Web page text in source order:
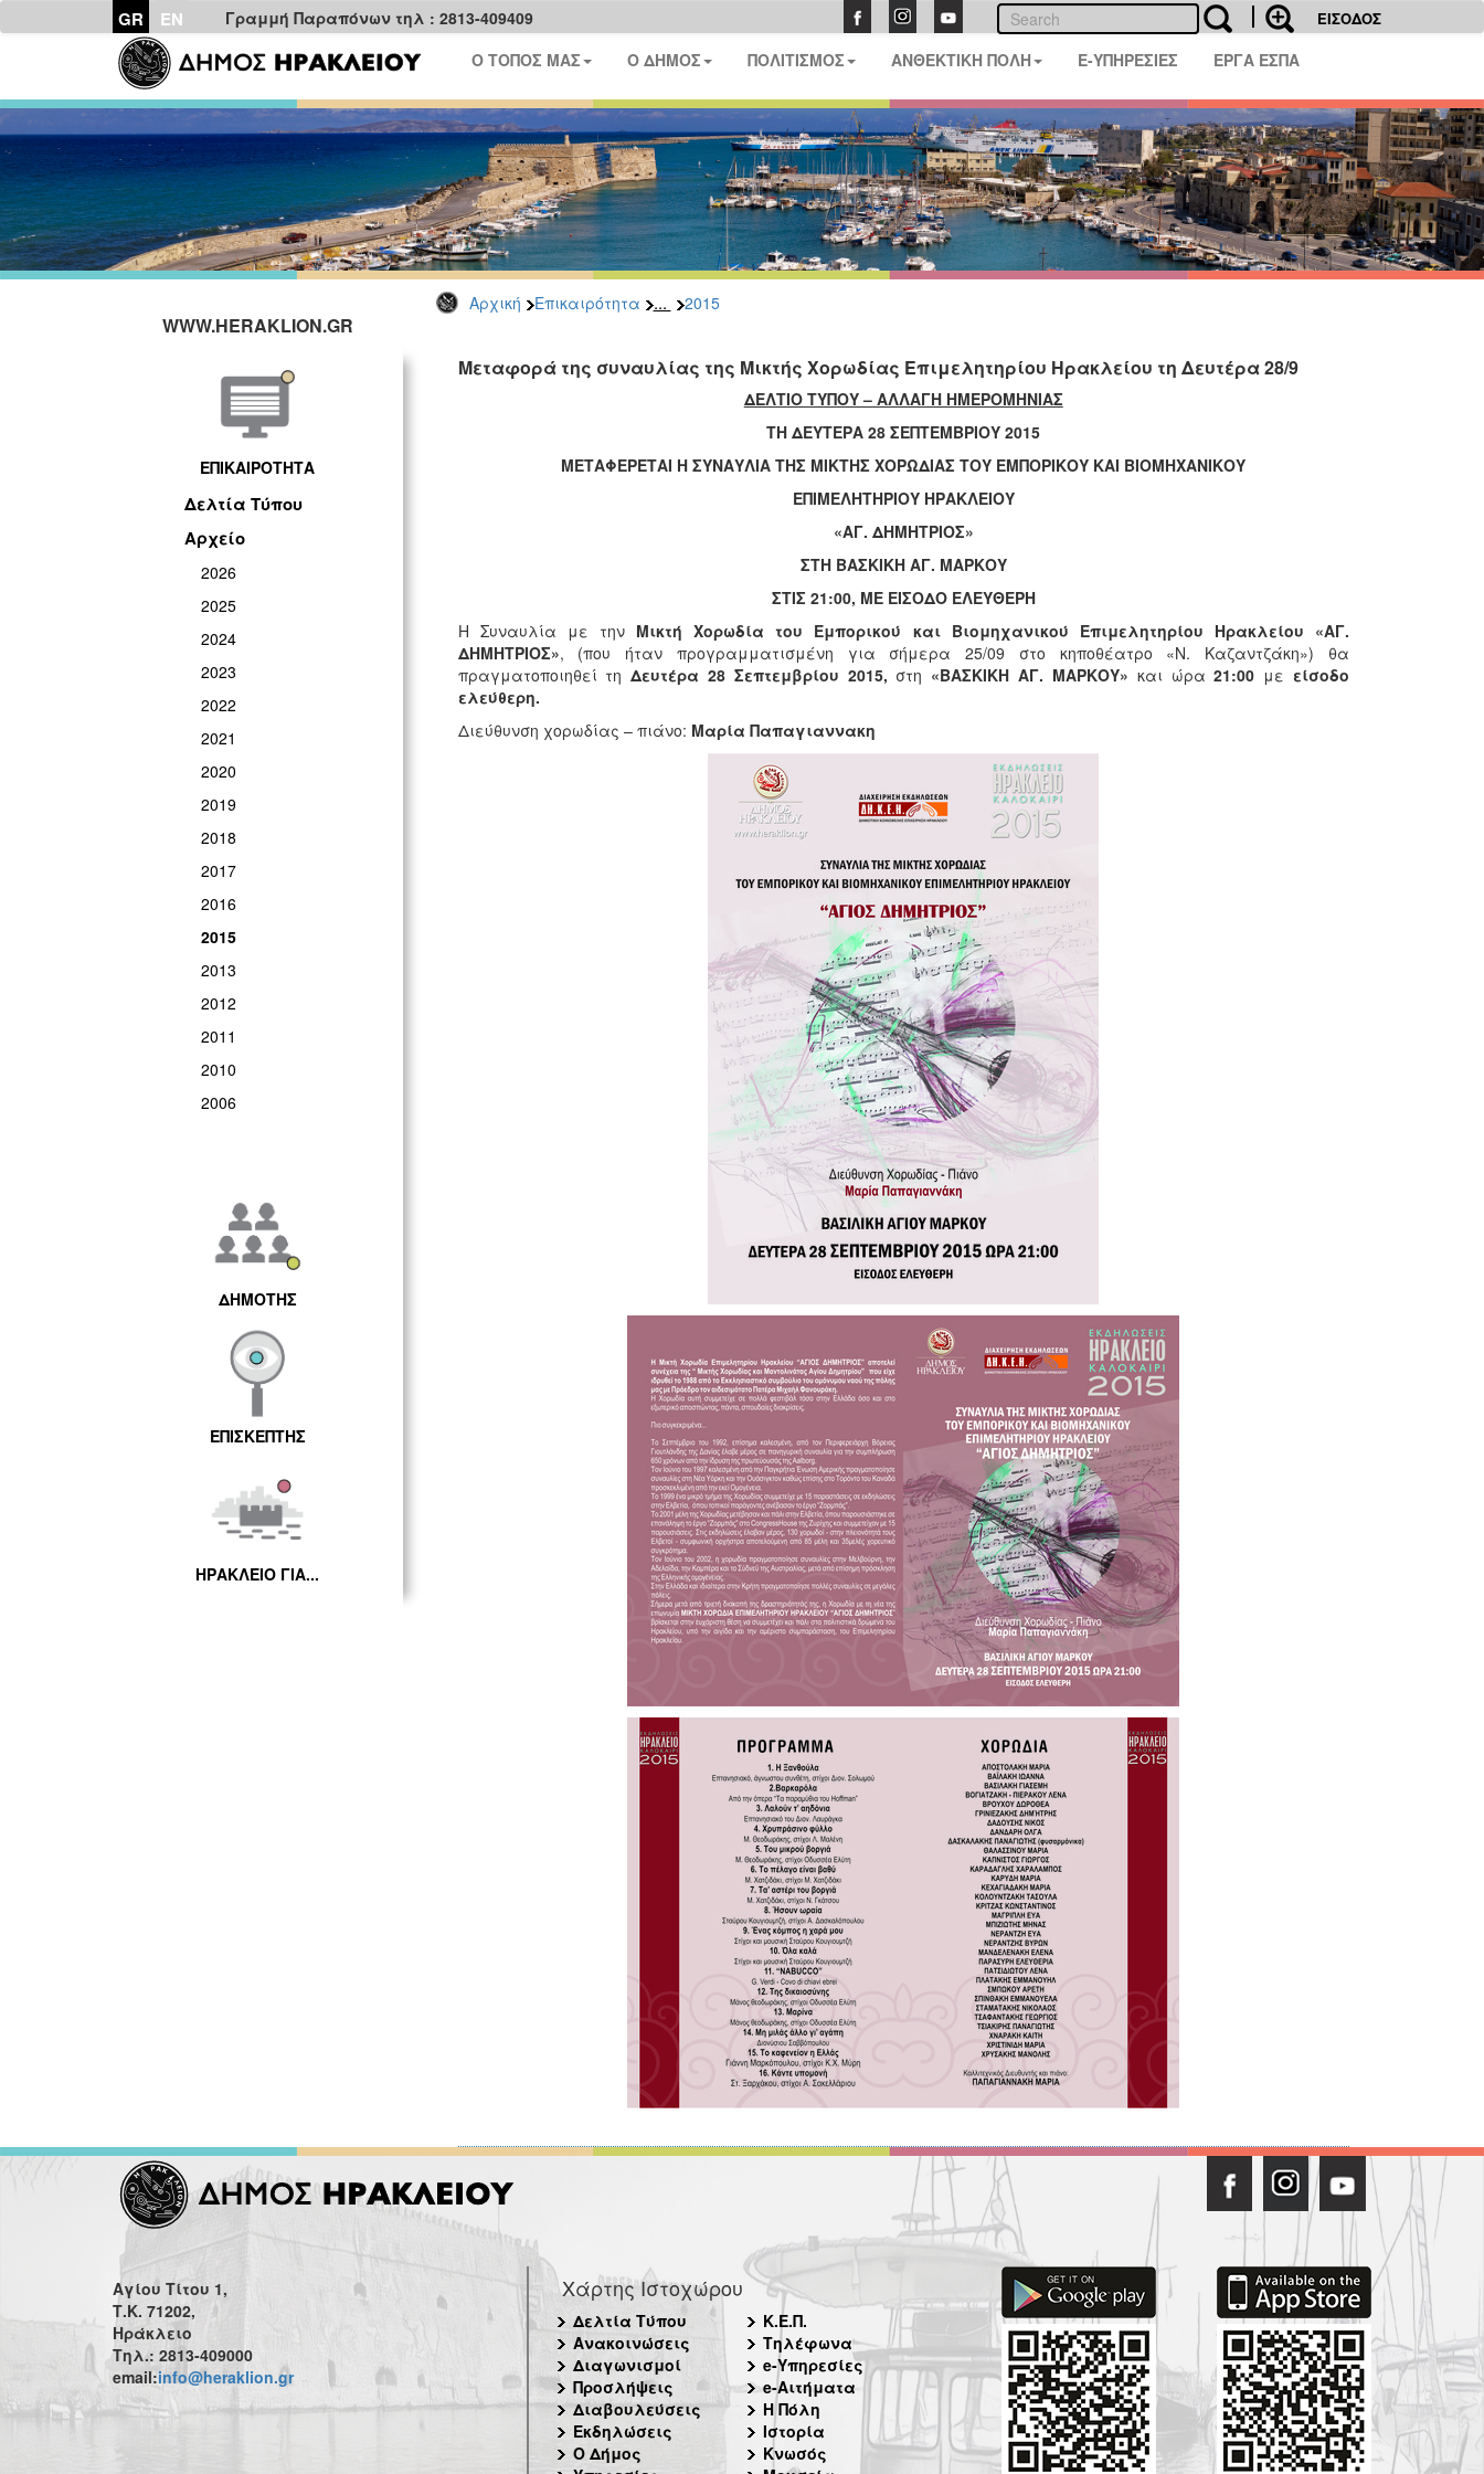
GR EN Γραμμή Παραπόνων τηλ : 2813-409409 ΕΙΣΟΔΟΣ
Ο ΤΟΠΟΣ ΜΑΣ Ο ΔΗΜΟΣ ΠΟΛΙΤΙΣΜΟΣ ΑΝΘΕΚΤΙΚΗ ΠΟΛΗ E-ΥΠΗΡΕΣΙΕΣ ΕΡΓΑ ΕΣΠΑ
Αρχική Επικαιρότητα ... 2015
WWW.HERAKLION.GR
ΕΠΙΚΑΙΡΟΤΗΤΑ
Δελτία Τύπου
Αρχείο
2026
2025
2024
2023
2022
2021
2020
2019
2018
2017
2016
2015
2013
2012
2011
2010
2006
ΔΗΜΟΤΗΣ
ΕΠΙΣΚΕΠΤΗΣ
ΗΡΑΚΛΕΙΟ ΓΙΑ...
Μεταφορά της συναυλίας της Μικτής Χορωδίας Επιμελητηρίου Ηρακλείου τη Δευτέρα 28/9
ΔΕΛΤΙΟ ΤΥΠΟΥ – ΑΛΛΑΓΗ ΗΜΕΡΟΜΗΝΙΑΣ
ΤΗ ΔΕΥΤΕΡΑ 28 ΣΕΠΤΕΜΒΡΙΟΥ 2015
ΜΕΤΑΦΕΡΕΤΑΙ Η ΣΥΝΑΥΛΙΑ ΤΗΣ ΜΙΚΤΗΣ ΧΟΡΩΔΙΑΣ ΤΟΥ ΕΜΠΟΡΙΚΟΥ ΚΑΙ ΒΙΟΜΗΧΑΝΙΚΟΥ
ΕΠΙΜΕΛΗΤΗΡΙΟΥ ΗΡΑΚΛΕΙΟΥ
«ΑΓ. ΔΗΜΗΤΡΙΟΣ»
ΣΤΗ ΒΑΣΚΙΚΗ ΑΓ. ΜΑΡΚΟΥ
ΣΤΙΣ 21:00, ΜΕ ΕΙΣΟΔΟ ΕΛΕΥΘΕΡΗ
Η Συναυλία με την Μικτή Χορωδία του Εμπορικού και Βιομηχανικού Επιμελητηρίου Ηρακλείου «ΑΓ.
ΔΗΜΗΤΡΙΟΣ», (που ήταν προγραμματισμένη για σήμερα 25/09 στο κηποθέατρο «Ν. Καζαντζάκη») θα
πραγματοποιηθεί τηΔευτέρα 28 Σεπτεμβρίου 2015, στη «ΒΑΣΚΙΚΗ ΑΓ. ΜΑΡΚΟΥ» και ώρα 21:00 με είσοδο
ελεύθερη.
Διεύθυνση χορωδίας – πιάνο: Μαρία Παπαγιαννακη
Αγίου Τίτου 1,
Τ.Κ. 71202,
Ηράκλειο
Τηλ.: 2813-409000
email:info@heraklion.gr
Χάρτης Ιστοχώρου
Δελτία Τύπου
Ανακοινώσεις
Διαγωνισμοί
Προσλήψεις
Διαβουλεύσεις
Εκδηλώσεις
Ο Δήμος
Κ.Ε.Π.
Τηλέφωνα
e-Υπηρεσίες
e-Αιτήματα
Η Πόλη
Ιστορία
Κνωσός